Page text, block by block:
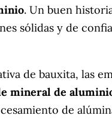
. Un buen
sólidas y de
de bauxita, las
mineral de
de